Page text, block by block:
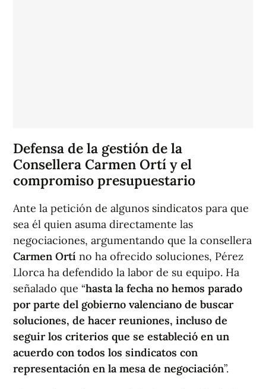
Defensa de la gestión de la
Consellera Carmen Ortí y el
compromiso presupuestario
Ante la petición de algunos sindicatos para que
sea él quien asuma directamente las
negociaciones, argumentando que la consellera
Carmen Ortí no ha ofrecido soluciones, Pérez
Llorca ha defendido la labor de su equipo. Ha
señalado que “hasta la fecha no hemos parado
por parte del gobierno valenciano de buscar
soluciones, de hacer reuniones, incluso de
seguir los criterios que se estableció en un
acuerdo con todos los sindicatos con
representación en la mesa de negociación”.